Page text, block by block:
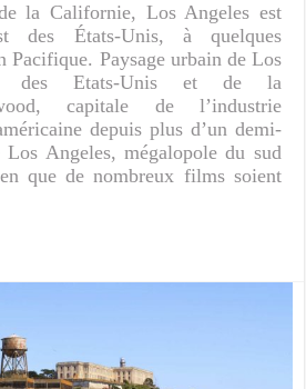
la Californie, Los Angeles est
des États-Unis, à quelques
Pacifique. Paysage urbain de Los
des Etats-Unis et de la
capitale de l’industrie
depuis plus d’un demi-
Angeles, mégalopole du sud
que de nombreux films soient